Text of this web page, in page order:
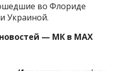
во Флориде
Украиной.
— МК в MAX